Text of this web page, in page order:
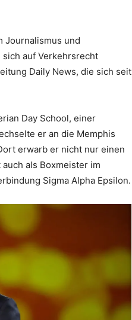
Journalismus und
sich auf Verkehrsrecht
Daily News, die sich seit
Day School, einer
er an die Memphis
erwarb er nicht nur einen
als Boxmeister im
Sigma Alpha Epsilon.